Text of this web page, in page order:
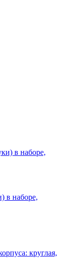
в наборе,